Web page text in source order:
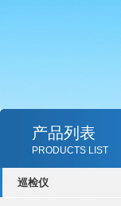
产品列表
PRODUCTS LIST
巡检仪